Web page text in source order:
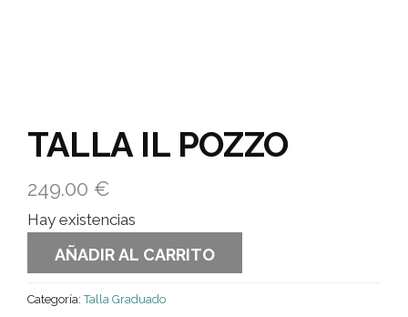
TALLA IL POZZO
249.00 €
Hay existencias
AÑADIR AL CARRITO
Categoría:Talla Graduado